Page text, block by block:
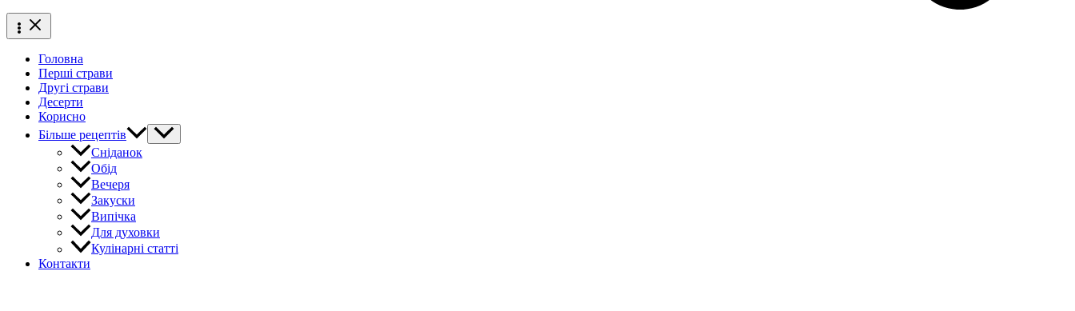
Головна
Перші страви
Другі страви
Десерти
Корисно
Більше рецептів
Сніданок
Обід
Вечеря
Закуски
Випічка
Для духовки
Кулінарні статті
Контакти